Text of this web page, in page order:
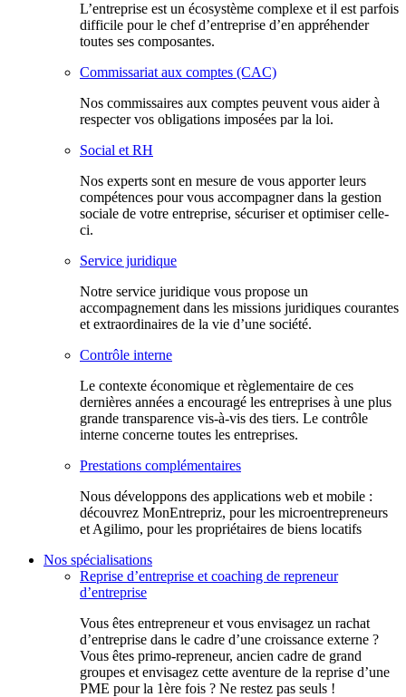
L’entreprise est un écosystème complexe et il est parfois
difficile pour le chef d’entreprise d’en appréhender
toutes ses composantes.
Commissariat aux comptes (CAC)
Nos commissaires aux comptes peuvent vous aider à
respecter vos obligations imposées par la loi.
Social et RH
Nos experts sont en mesure de vous apporter leurs
compétences pour vous accompagner dans la gestion
sociale de votre entreprise, sécuriser et optimiser celle-
ci.
Service juridique
Notre service juridique vous propose un
accompagnement dans les missions juridiques courantes
et extraordinaires de la vie d’une société.
Contrôle interne
Le contexte économique et règlementaire de ces
dernières années a encouragé les entreprises à une plus
grande transparence vis-à-vis des tiers. Le contrôle
interne concerne toutes les entreprises.
Prestations complémentaires
Nous développons des applications web et mobile :
découvrez MonEntrepriz, pour les microentrepreneurs
et Agilimo, pour les propriétaires de biens locatifs
Nos spécialisations
Reprise d’entreprise et coaching de repreneur
d’entreprise
Vous êtes entrepreneur et vous envisagez un rachat
d’entreprise dans le cadre d’une croissance externe ?
Vous êtes primo-repreneur, ancien cadre de grand
groupes et envisagez cette aventure de la reprise d’une
PME pour la 1ère fois ? Ne restez pas seuls !